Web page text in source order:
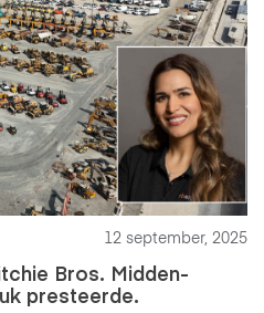
12 september, 2025
Bros. Midden-
presteerde.